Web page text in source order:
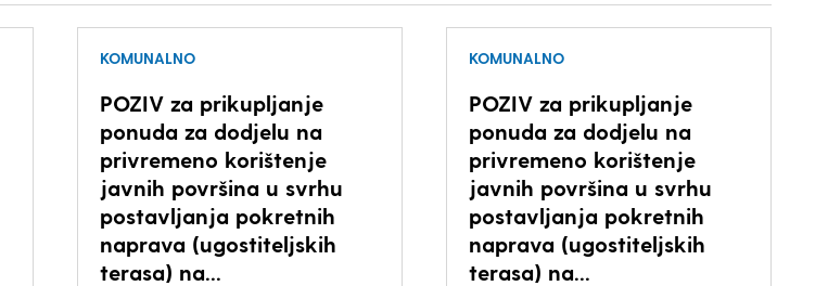
KOMUNALNO
POZIV za prikupljanje
ponuda za dodjelu na
privremeno korištenje
javnih površina u svrhu
postavljanja pokretnih
naprava (ugostiteljskih
terasa) na...
KOMUNALNO
POZIV za prikupljanje
ponuda za dodjelu na
privremeno korištenje
javnih površina u svrhu
postavljanja pokretnih
naprava (ugostiteljskih
terasa) na...